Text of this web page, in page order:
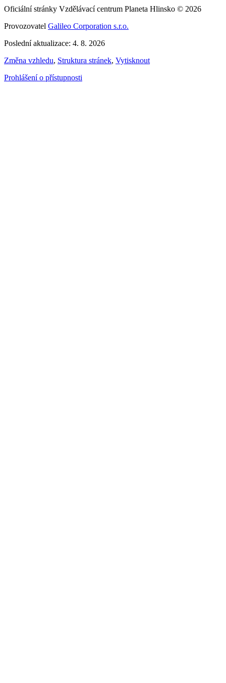
Oficiální stránky Vzdělávací centrum Planeta Hlinsko © 2026
Provozovatel Galileo Corporation s.r.o.
Poslední aktualizace: 4. 8. 2026
Změna vzhledu, Struktura stránek, Vytisknout
Prohlášení o přístupnosti